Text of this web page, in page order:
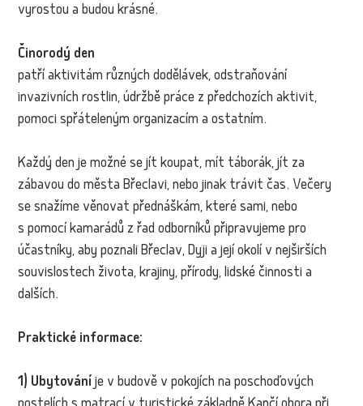
vyrostou a budou krásné.
Činorodý den
patří aktivitám různých dodělávek, odstraňování
invazivních rostlin, údržbě práce z předchozích aktivit,
pomoci spřáteleným organizacím a ostatním.
Každý den je možné se jít koupat, mít táborák, jít za
zábavou do města Břeclavi, nebo jinak trávit čas. Večery
se snažíme věnovat přednáškám, které sami, nebo
s pomocí kamarádů z řad odborníků připravujeme pro
účastníky, aby poznali Břeclav, Dyji a její okolí v nejširších
souvislostech života, krajiny, přírody, lidské činnosti a
dalších.
Praktické informace:
1) Ubytováníje v budově v pokojích na poschoďových